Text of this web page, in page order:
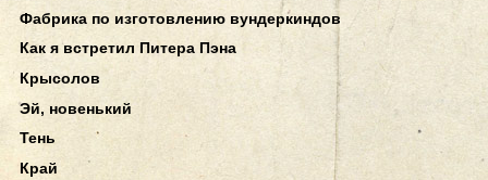
Фабрика по изготовлению вундеркиндов
Как я встретил Питера Пэна
Крысолов
Эй, новенький
Тень
Край